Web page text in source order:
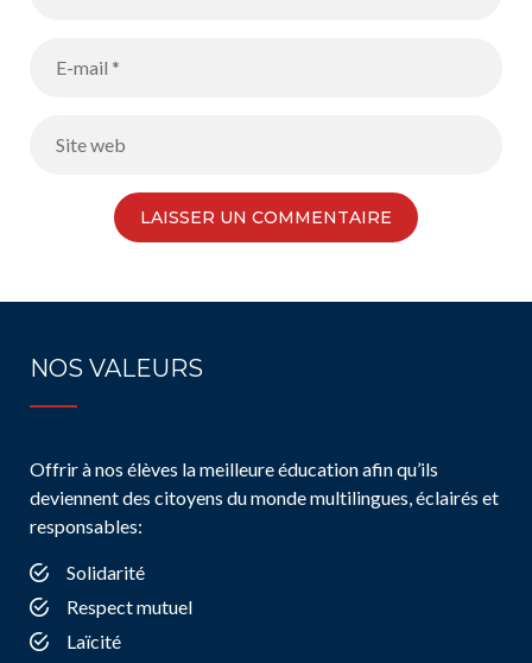
NOS VALEURS
Offrir à nos élèves la meilleure éducation afin qu’ils
deviennent des citoyens du monde multilingues, éclairés et
responsables:
Solidarité
Respect mutuel
Laïcité